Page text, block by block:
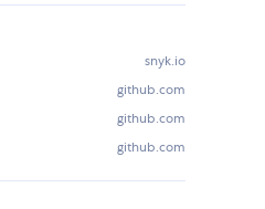
snyk.io
github.com
github.com
github.com